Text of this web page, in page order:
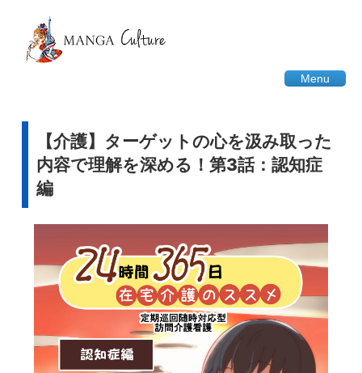
Menu
【介護】ターゲットの心を汲み取った
内容で理解を深める！第3話：認知症
編